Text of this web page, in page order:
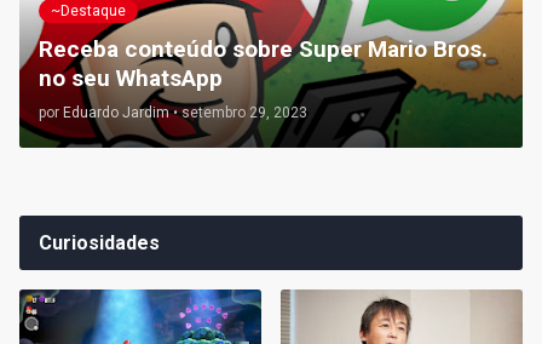
~Destaque
Receba conteúdo sobre Super Mario Bros.
no seu WhatsApp
por Eduardo Jardim • setembro 29, 2023
Curiosidades